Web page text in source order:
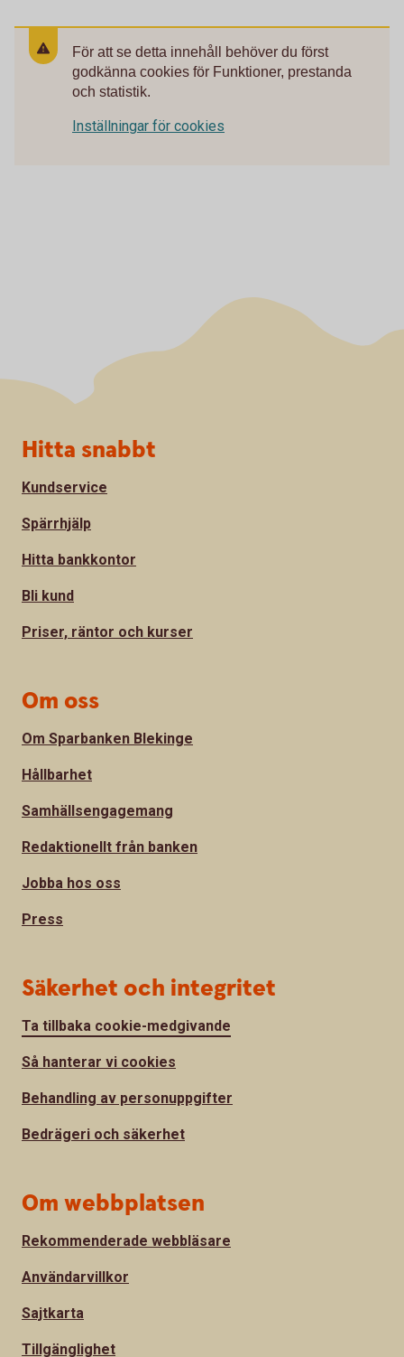
För att se detta innehåll behöver du först
godkänna cookies för Funktioner, prestanda
och statistik.
Inställningar för cookies
Sidfot
Hitta snabbt
Kundservice
Spärrhjälp
Hitta bankkontor
Bli kund
Priser, räntor och kurser
Om oss
Om Sparbanken Blekinge
Hållbarhet
Samhällsengagemang
Redaktionellt från banken
Jobba hos oss
Press
Säkerhet och integritet
Ta tillbaka cookie-medgivande
Så hanterar vi cookies
Behandling av personuppgifter
Bedrägeri och säkerhet
Om webbplatsen
Rekommenderade webbläsare
Användarvillkor
Sajtkarta
Tillgänglighet